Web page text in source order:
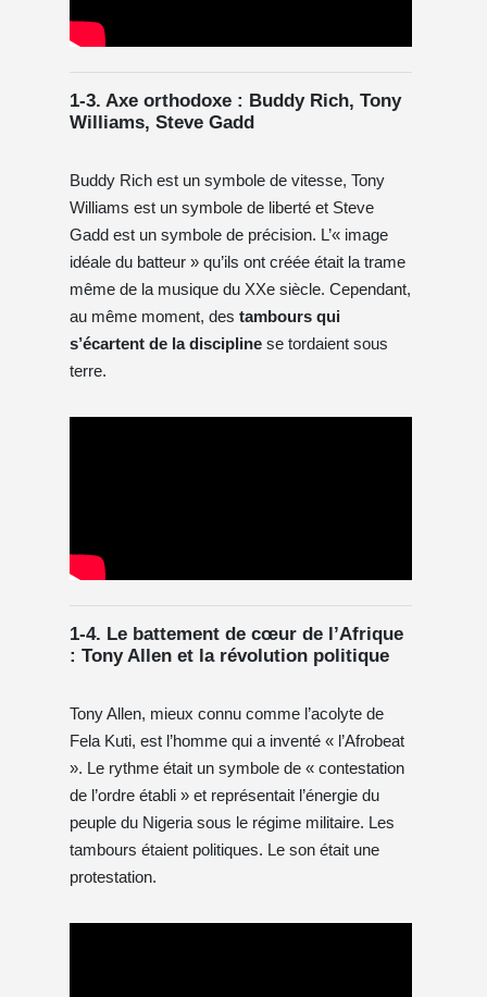
1-3. Axe orthodoxe : Buddy Rich, Tony
Williams, Steve Gadd
Buddy Rich est un symbole de vitesse, Tony
Williams est un symbole de liberté et Steve
Gadd est un symbole de précision. L’« image
idéale du batteur » qu’ils ont créée était la trame
même de la musique du XXe siècle. Cependant,
au même moment, des tambours qui
s’écartent de la discipline se tordaient sous
terre.
1-4. Le battement de cœur de l’Afrique
: Tony Allen et la révolution politique
Tony Allen, mieux connu comme l’acolyte de
Fela Kuti, est l’homme qui a inventé « l’Afrobeat
». Le rythme était un symbole de « contestation
de l’ordre établi » et représentait l’énergie du
peuple du Nigeria sous le régime militaire. Les
tambours étaient politiques. Le son était une
protestation.